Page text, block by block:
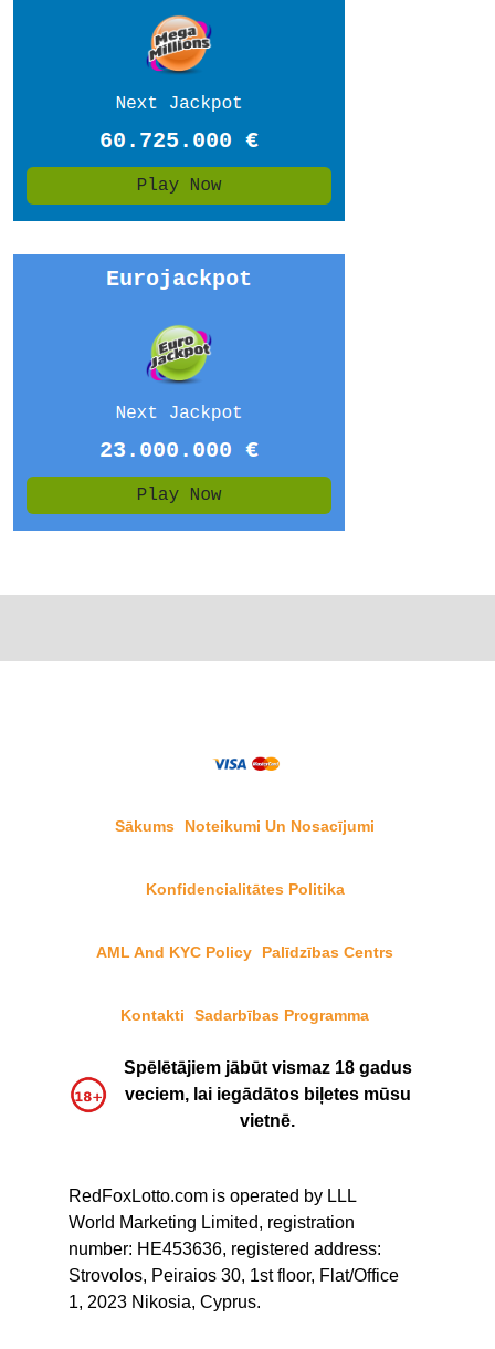
Sākums Noteikumi Un Nosacījumi
Konfidencialitātes Politika
AML And KYC Policy Palīdzības Centrs
Kontakti Sadarbības Programma
Spēlētājiem jābūt vismaz 18 gadus
veciem, lai iegādātos biļetes mūsu
vietnē.
RedFoxLotto.com is operated by LLL
World Marketing Limited, registration
number: HE453636, registered address:
Strovolos, Peiraios 30, 1st floor, Flat/Office
1, 2023 Nikosia, Cyprus.